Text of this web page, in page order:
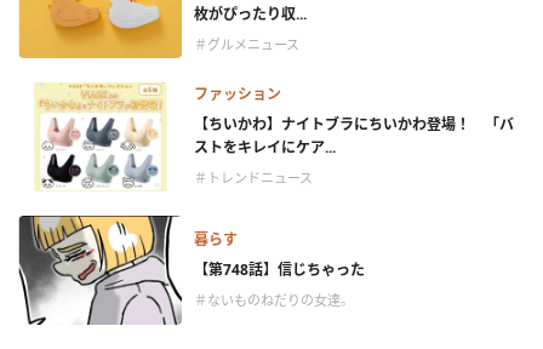
枚がぴったり収...
＃グルメニュース
ファッション
【ちいかわ】ナイトブラにちいかわ登場！ 「バ
ストをキレイにケア...
＃トレンドニュース
暮らす
【第748話】信じちゃった
＃ないものねだりの女達。